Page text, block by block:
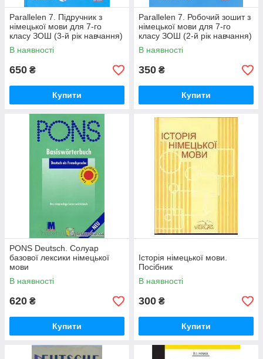
Parallelen 7. Підручник з
німецької мови для 7-го
класу ЗОШ (3-й рік навчання)
В наявності
650 ₴
Купити
Parallelen 7. Робочий зошит з
німецької мови для 7-го
класу ЗОШ (2-й рік навчання)
В наявності
350 ₴
Купити
PONS Deutsch. Солуар
базової лексики німецької
мови
В наявності
620 ₴
Купити
Історія німецької мови.
Посібник
В наявності
300 ₴
Купити